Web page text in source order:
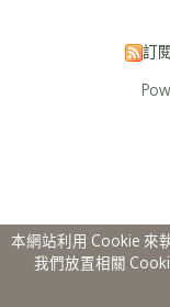
訂
本網站利用 Cookie 來
我們放置相關